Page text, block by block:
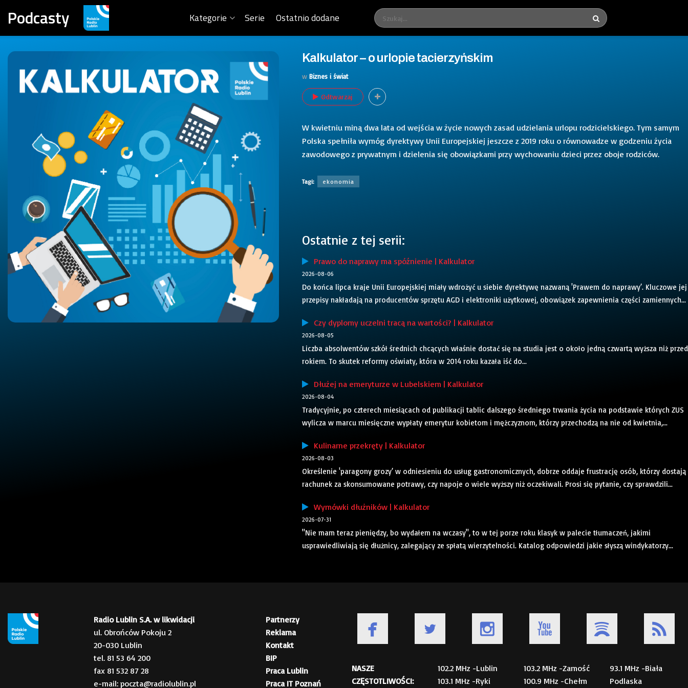
Podcasty Kategorie Serie Ostatnio dodane
Kalkulator – o urlopie tacierzyńskim
w Biznes i świat
Odtwarzaj
W kwietniu miną dwa lata od wejścia w życie nowych zasad udzielania urlopu rodzicielskiego. Tym samym
Polska spełniła wymóg dyrektywy Unii Europejskiej jeszcze z 2019 roku o równowadze w godzeniu życia
zawodowego z prywatnym i dzielenia się obowiązkami przy wychowaniu dzieci przez oboje rodziców.
Tagi: ekonomia
Ostatnie z tej serii:
Prawo do naprawy ma spóźnienie | Kalkulator
2026-08-06
Do końca lipca kraje Unii Europejskiej miały wdrożyć u siebie dyrektywę nazwaną 'Prawem do naprawy’. Kluczowe jej
przepisy nakładają na producentów sprzętu AGD i elektroniki użytkowej, obowiązek zapewnienia części zamiennych...
Czy dyplomy uczelni tracą na wartości? | Kalkulator
2026-08-05
Liczba absolwentów szkół średnich chcących właśnie dostać się na studia jest o około jedną czwartą wyższa niż przed
rokiem. To skutek reformy oświaty, która w 2014 roku kazała iść do...
Dłużej na emeryturze w Lubelskiem | Kalkulator
2026-08-04
Tradycyjnie, po czterech miesiącach od publikacji tablic dalszego średniego trwania życia na podstawie których ZUS
wylicza w marcu miesięczne wypłaty emerytur kobietom i mężczyznom, którzy przechodzą na nie od kwietnia,...
Kulinarne przekręty | Kalkulator
2026-08-03
Określenie 'paragony grozy’ w odniesieniu do usług gastronomicznych, dobrze oddaje frustrację osób, którzy dostają
rachunek za skonsumowane potrawy, czy napoje o wiele wyższy niż oczekiwali. Prosi się pytanie, czy sprawdzili...
Wymówki dłużników | Kalkulator
2026-07-31
"Nie mam teraz pieniędzy, bo wydałem na wczasy", to w tej porze roku klasyk w palecie tłumaczeń, jakimi
usprawiedliwiają się dłużnicy, zalegający ze spłatą wierzytelności. Katalog odpowiedzi jakie słyszą windykatorzy...
Radio Lublin S.A. w likwidacji
ul. Obrońców Pokoju 2
20-030 Lublin
tel. 81 53 64 200
fax 81 532 87 28
e-mail: poczta@radiolublin.pl
Partnerzy
Reklama
Kontakt
BIP
Praca Lublin
Praca IT Poznań
NASZE
CZĘSTOTLIWOŚCI:
102.2 MHz -Lublin
103.1 MHz -Ryki
103.2 MHz -Zamość
100.9 MHz -Chełm
93.1 MHz -Biała
Podlaska